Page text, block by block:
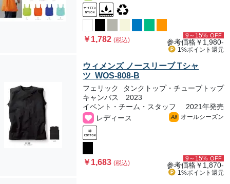
￥1,782(税込)
9～15% OFF
参考価格￥1,980-
1%ポイント 還元
ウィメンズ ノースリーブ Tシャ
ツ WOS-808-B
フェリック
タンクトップ・チューブトップ
キャンバス 2023
イベント・チーム・スタッフ
2021年発売
レディース
All オールシーズン
￥1,683(税込)
9～15% OFF
参考価格￥1,870-
1%ポイント 還元